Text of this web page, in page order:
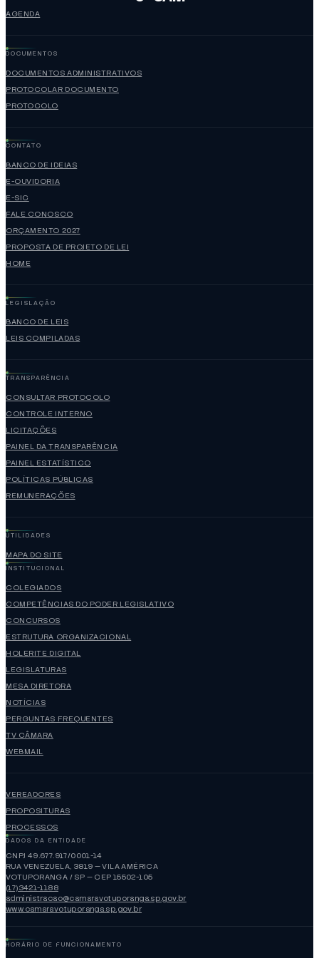
AGENDA
DOCUMENTOS
DOCUMENTOS ADMINISTRATIVOS
PROTOCOLAR DOCUMENTO
PROTOCOLO
CONTATO
BANCO DE IDEIAS
E-OUVIDORIA
E-SIC
FALE CONOSCO
ORÇAMENTO 2027
PROPOSTA DE PROJETO DE LEI
HOME
LEGISLAÇÃO
BANCO DE LEIS
LEIS COMPILADAS
TRANSPARÊNCIA
CONSULTAR PROTOCOLO
CONTROLE INTERNO
LICITAÇÕES
PAINEL DA TRANSPARÊNCIA
PAINEL ESTATÍSTICO
POLÍTICAS PÚBLICAS
REMUNERAÇÕES
UTILIDADES
MAPA DO SITE
INSTITUCIONAL
COLEGIADOS
COMPETÊNCIAS DO PODER LEGISLATIVO
CONCURSOS
ESTRUTURA ORGANIZACIONAL
HOLERITE DIGITAL
LEGISLATURAS
MESA DIRETORA
NOTÍCIAS
PERGUNTAS FREQUENTES
TV CÂMARA
WEBMAIL
VEREADORES
PROPOSITURAS
PROCESSOS
DADOS DA ENTIDADE
CNPJ 49.677.917/0001-14
RUA VENEZUELA, 3819 — VILA AMÉRICA
VOTUPORANGA / SP — CEP 15502-105
(17)3421-1188
administracao@camaravotuporanga.sp.gov.br
www.camaravotuporanga.sp.gov.br
HORÁRIO DE FUNCIONAMENTO